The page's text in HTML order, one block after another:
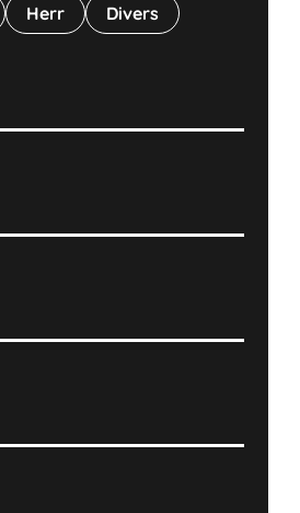
Herr Divers